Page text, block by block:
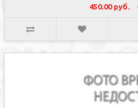
450.00 руб.